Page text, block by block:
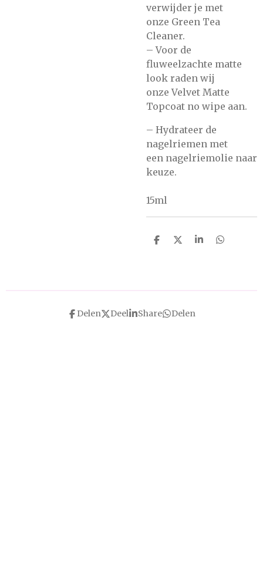
verwijder je met
onze Green Tea
Cleaner.
– Voor de
fluweelzachte matte
look raden wij
onze Velvet Matte
Topcoat no wipe aan.
– Hydrateer de
nagelriemen met
een nagelriemolie naar
keuze.
15ml
D
D
S
D
Delen Deel Share Delen